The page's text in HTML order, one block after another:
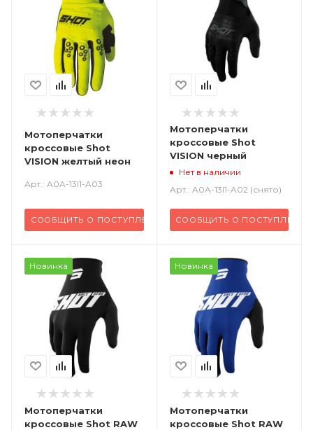
Мотоперчатки
кроссовые Shot
VISION желтый неон
Арт.: A0A-13I1-A03
СООБЩИТЬ О ПОСТУПЛЕНИИ
Мотоперчатки
кроссовые Shot
VISION черный
Нет в наличии
Арт.: A0A-13I1-A02 (снято)
СООБЩИТЬ О ПОСТУПЛЕНИИ
Новинка
Мотоперчатки
кроссовые Shot RAW
Новинка
Мотоперчатки
кроссовые Shot RAW